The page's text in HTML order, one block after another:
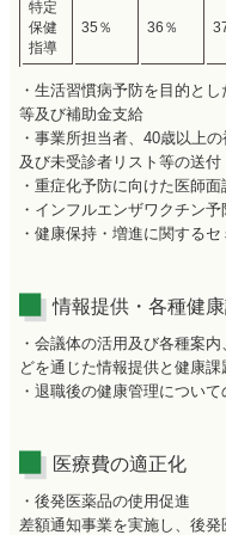
特定
保健
指導
35％ 36％
・生活習慣病予防を目的と
等及び補助金支給
・事業所担当者、40歳以上
及び未受診者リスト等の送付
・重症化予防に向けた医師
・インフルエンザワクチン
・健康保持・増進に関する
情報提供・各種健
・会議体の活用及び各種案
どを通じた情報提供と健康
・退職後の健康管理につい
医療費の適正化
・後発医薬品の使用促進
差額通知事業を実施し、後